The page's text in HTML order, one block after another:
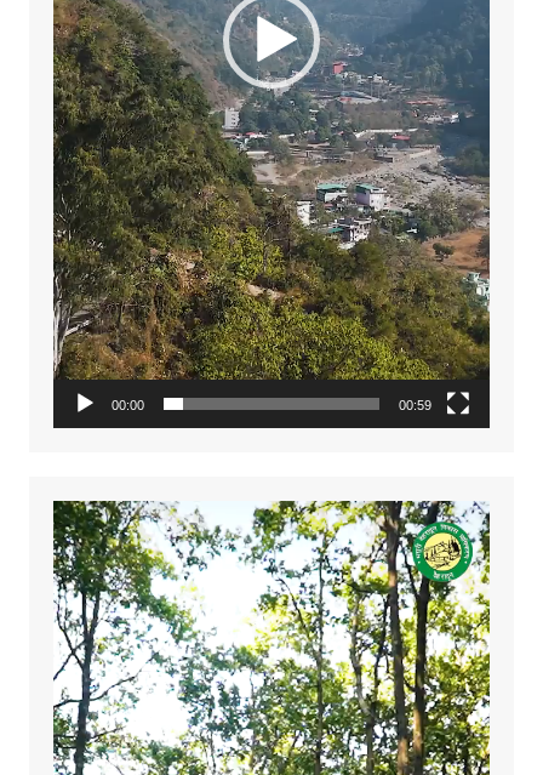
00:00 00:59
Video
Player